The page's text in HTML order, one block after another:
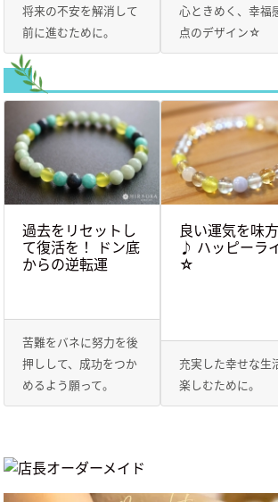
将来の不安を解消して
前に進むために。
心ときめく、幸福
点のデザイン☆
過去をリセットし
て復活を！ ドン底
からの逆転運
苦難をバネに努力を後
押しして、成功をつか
めるよう願って。
良い運気を味
♪ ハッピーラ
☆
充実した幸せな生
楽しむために。